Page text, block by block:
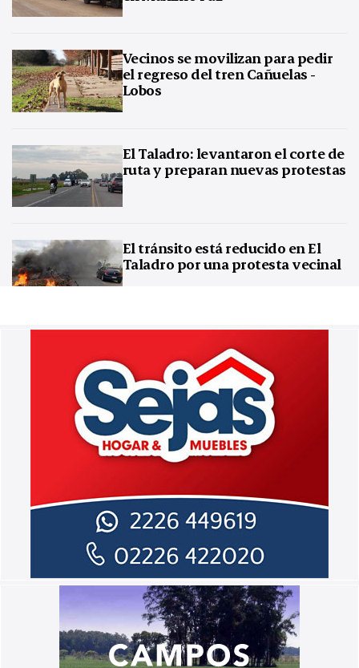
Vecinos se movilizan para pedir
el regreso del tren Cañuelas -
Lobos
El Taladro: levantaron el corte de
ruta y preparan nuevas protestas
El tránsito está reducido en El
Taladro por una protesta vecinal